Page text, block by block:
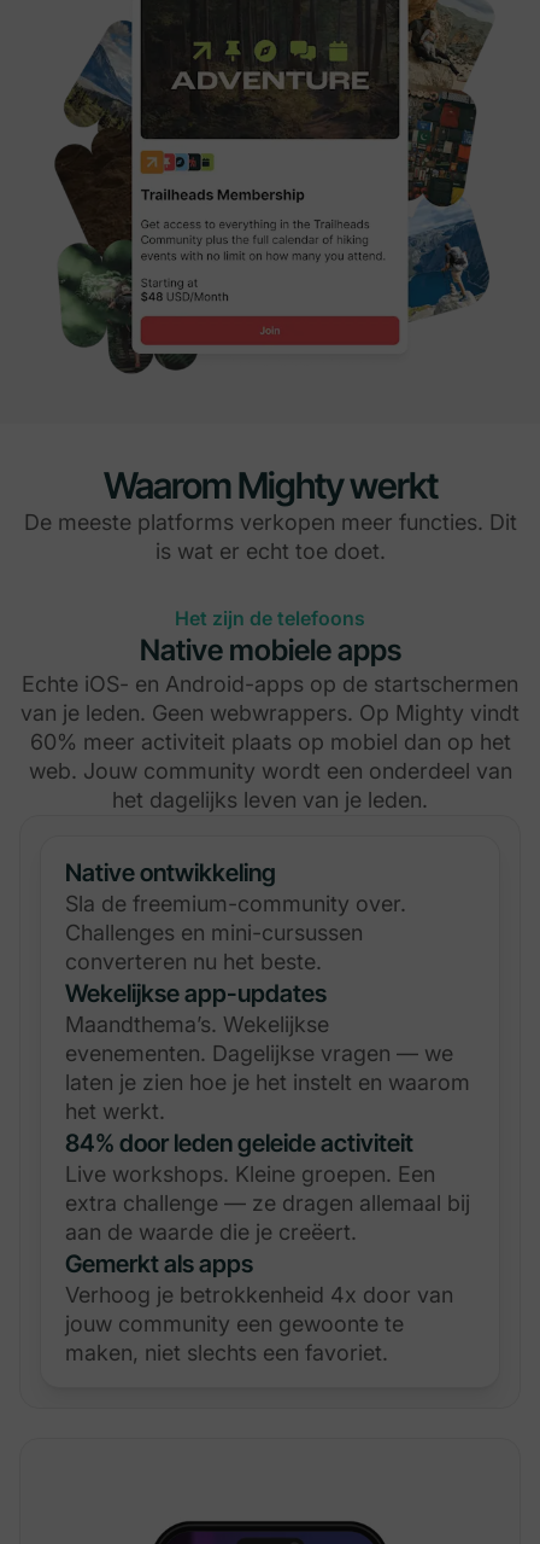
Waarom Mighty werkt
De meeste platforms verkopen meer functies. Dit
is wat er echt toe doet.
Het zijn de telefoons
Native mobiele apps
Echte iOS- en Android-apps op de startschermen
van je leden. Geen webwrappers. Op Mighty vindt
60% meer activiteit plaats op mobiel dan op het
web. Jouw community wordt een onderdeel van
het dagelijks leven van je leden.
Native ontwikkeling
Sla de freemium-community over.
Challenges en mini-cursussen
converteren nu het beste.
Wekelijkse app-updates
Maandthema’s. Wekelijkse
evenementen. Dagelijkse vragen — we
laten je zien hoe je het instelt en waarom
het werkt.
84% door leden geleide activiteit
Live workshops. Kleine groepen. Een
extra challenge — ze dragen allemaal bij
aan de waarde die je creëert.
Gemerkt als apps
Verhoog je betrokkenheid 4x door van
jouw community een gewoonte te
maken, niet slechts een favoriet.